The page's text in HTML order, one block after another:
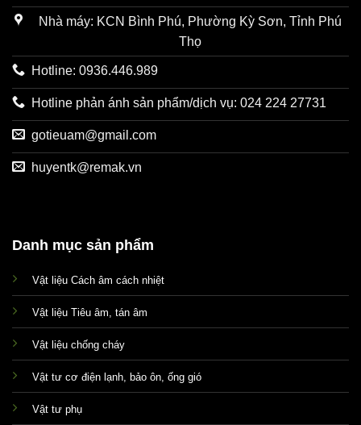
Nhà máy: KCN Bình Phú, Phường Kỳ Sơn, Tỉnh Phú
Thọ
Hotline: 0936.446.989
Hotline phản ánh sản phẩm/dịch vụ: 024 224 27731
gotieuam@gmail.com
huyentk@remak.vn
Danh mục sản phẩm
Vật liệu Cách âm cách nhiệt
Vật liệu Tiêu âm, tán âm
Vật liệu chống cháy
Vật tư cơ điện lạnh, bảo ôn, ống gió
Vật tư phụ